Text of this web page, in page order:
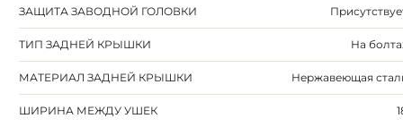
ЗАЩИТА ЗАВОДНОЙ ГОЛОВКИ
ТИП ЗАДНЕЙ КРЫШКИ На
МАТЕРИАЛ ЗАДНЕЙ КРЫШКИ Нержавеющая
ШИРИНА МЕЖДУ УШЕК